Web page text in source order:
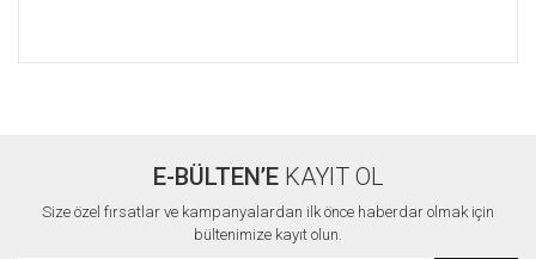
Yorum Yaz
Bu ürünün fiyat bilgisi, resim, ürün açıklamalarında ve diğer
Ürün açıklamasında eksik bilgiler bulunuyor.
E-BÜLTEN’EKAYIT OL
Size özel fırsatlar ve kampanyalardan ilk önce haberdar olmak için
bültenimize kayıt olun.